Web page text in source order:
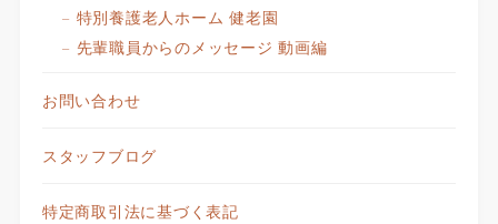
特別養護老人ホーム 健老園
先輩職員からのメッセージ 動画編
お問い合わせ
スタッフブログ
特定商取引法に基づく表記